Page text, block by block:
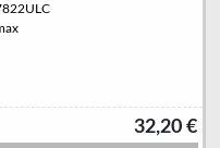
32,20 €